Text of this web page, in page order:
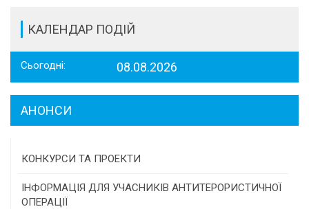
КАЛЕНДАР ПОДІЙ
Сьогодні: 08.08.2026
АНОНСИ
КОНКУРСИ ТА ПРОЕКТИ
Конкурс проектів та програм місцевого
самоврядування
ІНФОРМАЦІЯ ДЛЯ УЧАСНИКІВ АНТИТЕРОРИСТИЧНОЇ
ОПЕРАЦІЇ